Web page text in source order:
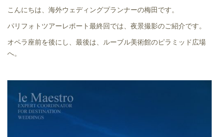
こんにちは、海外ウェディングプランナーの梅田です。
パリフォトツアーレポート最終回では、夜景撮影のご紹介です。
オペラ座前を後にし、最後は、ルーブル美術館のピラミッド広場
へ。